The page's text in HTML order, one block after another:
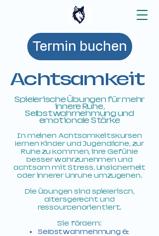
Termin buchen
Achtsamkeit
Spielerische Übungen für mehr
innere Ruhe,
Selbstwahrnehmung und
emotionale Stärke
In meinen Achtsamkeitskursen
lernen Kinder und Jugendliche, zur
Ruhe zu kommen, ihre Gefühle
besser wahrzunehmen und
achtsam mit Stress, Unsicherheit
oder innerer Unruhe umzugehen.
Die Übungen sind spielerisch,
altersgerecht und
ressourcenorientiert.
Sie fördern:
Selbstwahrnehmung &